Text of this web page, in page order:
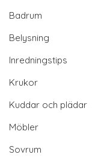
Badrum
Belysning
Inredningstips
Krukor
Kuddar och plädar
Möbler
Sovrum